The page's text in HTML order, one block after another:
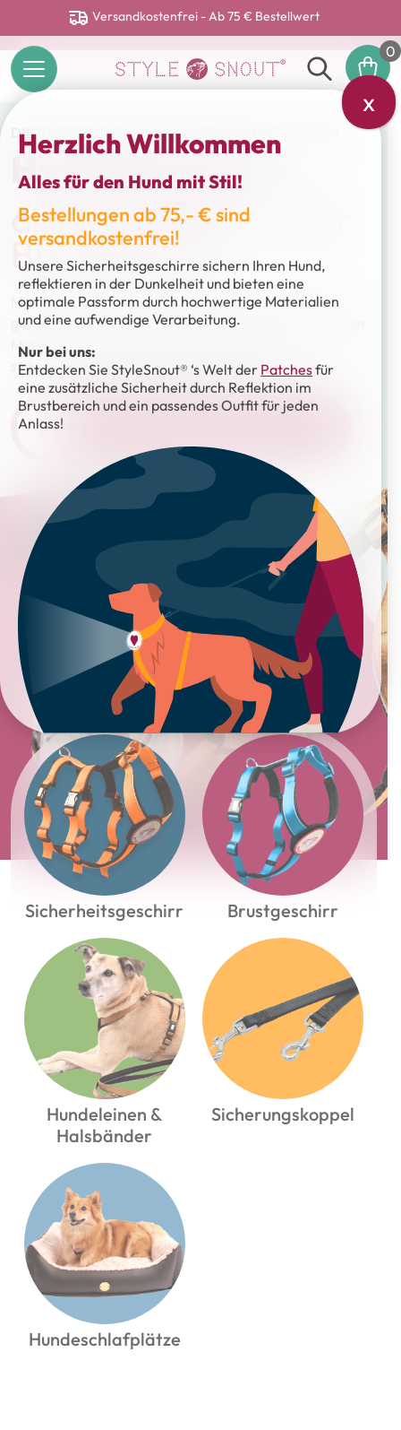
Versandkostenfrei - Ab 75 € Bestellwert
0
DIE EXPERTINNEN FÜR SICHERHEIT UND DESIGN
Hundegeschirre
als Sicherheits- oder
Brustgeschirr
Mit dem Patch&Safe Sicherheitsgeschirr für Hunde
garantieren wir dank perfekter Passform, hochwertiger
Materialien und aufwendiger Verarbeitung jederzeit
sichere Spaziergänge mit Ihrem Liebling.
Sicherheitsgeschirr Brustgeschirr
Hundeleinen &
Halsbänder
Sicherungskoppel
Hundeschlafplätze
Herzlich Willkommen
Alles für den Hund mit Stil!
Bestellungen ab 75,- € sind
versandkostenfrei!
Unsere Sicherheitsgeschirre sichern Ihren Hund,
reflektieren in der Dunkelheit und bieten eine
optimale Passform durch hochwertige Materialien
und eine aufwendige Verarbeitung.
Nur bei uns:
Entdecken Sie StyleSnout® ‘s Welt der Patchesfür
eine zusätzliche Sicherheit durch Reflektion im
Brustbereich und ein passendes Outfit für jeden
Anlass!
x